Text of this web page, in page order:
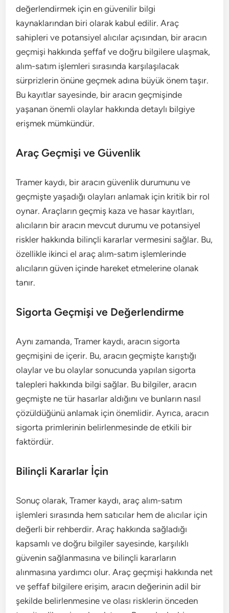
değerlendirmek için en güvenilir bilgi
kaynaklarından biri olarak kabul edilir. Araç
sahipleri ve potansiyel alıcılar açısından, bir aracın
geçmişi hakkında şeffaf ve doğru bilgilere ulaşmak,
alım-satım işlemleri sırasında karşılaşılacak
sürprizlerin önüne geçmek adına büyük önem taşır.
Bu kayıtlar sayesinde, bir aracın geçmişinde
yaşanan önemli olaylar hakkında detaylı bilgiye
erişmek mümkündür.
Araç Geçmişi ve Güvenlik
Tramer kaydı, bir aracın güvenlik durumunu ve
geçmişte yaşadığı olayları anlamak için kritik bir rol
oynar. Araçların geçmiş kaza ve hasar kayıtları,
alıcıların bir aracın mevcut durumu ve potansiyel
riskler hakkında bilinçli kararlar vermesini sağlar. Bu,
özellikle ikinci el araç alım-satım işlemlerinde
alıcıların güven içinde hareket etmelerine olanak
tanır.
Sigorta Geçmişi ve Değerlendirme
Aynı zamanda, Tramer kaydı, aracın sigorta
geçmişini de içerir. Bu, aracın geçmişte karıştığı
olaylar ve bu olaylar sonucunda yapılan sigorta
talepleri hakkında bilgi sağlar. Bu bilgiler, aracın
geçmişte ne tür hasarlar aldığını ve bunların nasıl
çözüldüğünü anlamak için önemlidir. Ayrıca, aracın
sigorta primlerinin belirlenmesinde de etkili bir
faktördür.
Bilinçli Kararlar İçin
Sonuç olarak, Tramer kaydı, araç alım-satım
işlemleri sırasında hem satıcılar hem de alıcılar için
değerli bir rehberdir. Araç hakkında sağladığı
kapsamlı ve doğru bilgiler sayesinde, karşılıklı
güvenin sağlanmasına ve bilinçli kararların
alınmasına yardımcı olur. Araç geçmişi hakkında net
ve şeffaf bilgilere erişim, aracın değerinin adil bir
şekilde belirlenmesine ve olası risklerin önceden